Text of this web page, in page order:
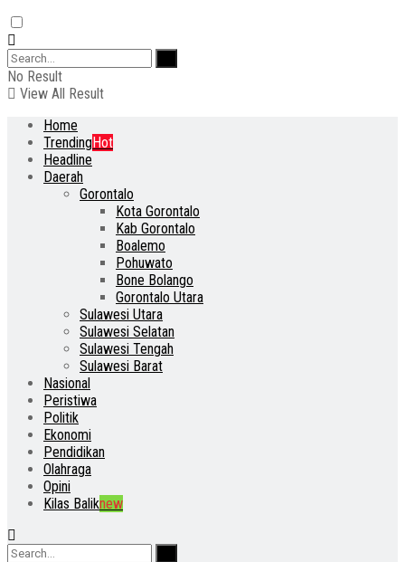
No Result
View All Result
Home
TrendingHot
Headline
Daerah
Gorontalo
Kota Gorontalo
Kab Gorontalo
Boalemo
Pohuwato
Bone Bolango
Gorontalo Utara
Sulawesi Utara
Sulawesi Selatan
Sulawesi Tengah
Sulawesi Barat
Nasional
Peristiwa
Politik
Ekonomi
Pendidikan
Olahraga
Opini
Kilas Baliknew